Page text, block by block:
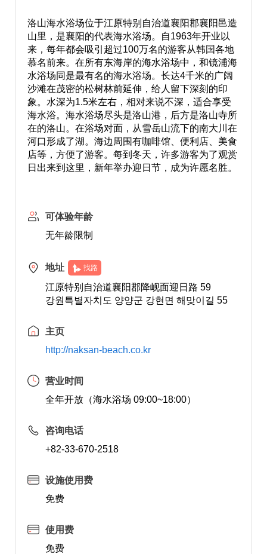
洛山海水浴场位于江原特别自治道襄阳郡襄阳邑造
山里，是襄阳的代表海水浴场。自1963年开业以
来，每年都会吸引超过100万名的游客从韩国各地
慕名前来。在所有东海岸的海水浴场中，和镜浦海
水浴场同是最有名的海水浴场。长达4千米的广阔
沙滩在茂密的松树林前延伸，给人留下深刻的印
象。水深为1.5米左右，相对来说不深，适合享受
海水浴。海水浴场尽头是洛山港，后方是洛山寺所
在的洛山。在浴场对面，从雪岳山流下的南大川在
河口形成了湖。海边周围有咖啡馆、便利店、美食
店等，方便了游客。每到冬天，许多游客为了观赏
日出来到这里，新年举办迎日节，成为许愿名胜。
可体验年龄
无年龄限制
地址 找路
江原特别自治道襄阳郡降岘面迎日路 59
강원특별자치도 양양군 강현면 해맞이길 55
主页
http://naksan-beach.co.kr
营业时间
全年开放（海水浴场 09:00~18:00）
咨询电话
+82-33-670-2518
设施使用费
免费
使用费
免费